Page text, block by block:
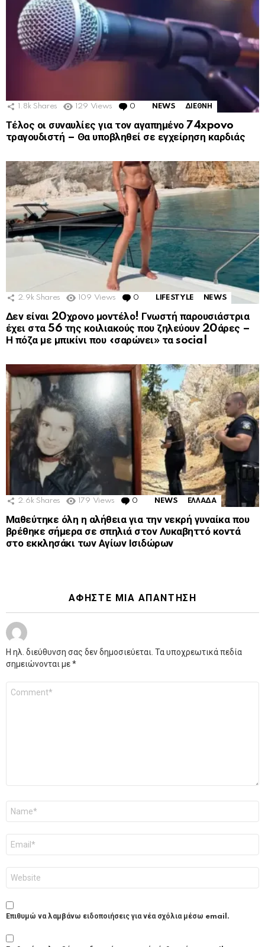
1.8k Shares 129 Views 0 Comments
NEWS ΔΙΕΘΝΗ
Τέλος οι συναυλίες για τον αγαπημένο 74xpovo
τραγουδιστή – Θα υποβληθεί σε εγχείρηση καρδιάς
2.9k Shares 109 Views 0 Comments
LIFESTYLE NEWS
Δεν είναι 20χρονο μοντέλο! Γνωστή παρουσιάστρια
έχει στα 56 της κοιλιακούς που ζηλεύουν 20άρες –
Η πόζα με μπικίνι που «σαρώνει» τα social
2.6k Shares 179 Views 0 Comments
NEWS ΕΛΛΑΔΑ
Μαθεύτηκε όλη η αλήθεια για την νεκρή γυναίκα που
βρέθηκε σήμερα σε σπηλιά στον Λυκαβηττό κοντά
στο εκκλησάκι των Αγίων Ισιδώρων
ΑΦΉΣΤΕ ΜΙΑ ΑΠΆΝΤΗΣΗ
Η ηλ. διεύθυνση σας δεν δημοσιεύεται. Τα υποχρεωτικά πεδία
σημειώνονται με*
Επιθυμώ να λαμβάνω ειδοποιήσεις για νέα σχόλια μέσω email.